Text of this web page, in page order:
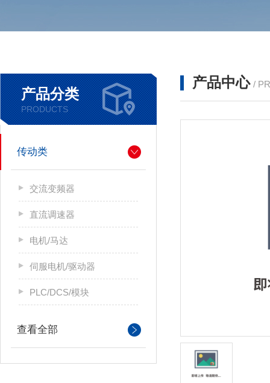
产品分类
PRODUCTS
传动类
交流变频器
直流调速器
电机/马达
伺服电机/驱动器
PLC/DCS/模块
查看全部
产品中心 /